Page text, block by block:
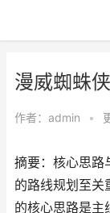
漫威蜘蛛
作者： admin •
摘要：核心思路
的路线规划至关
的核心思路是主